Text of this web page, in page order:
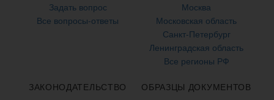
Задать вопрос
Все вопросы-ответы
Москва
Московская область
Санкт-Петербург
Ленинградская область
Все регионы РФ
ЗАКОНОДАТЕЛЬСТВО ОБРАЗЦЫ ДОКУМЕНТОВ